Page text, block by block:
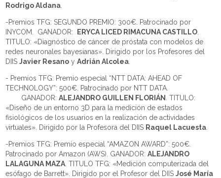
Rodrigo Aldana
-Premios TFG: SEGUNDO PREMIO: 300€. Patrocinado por
INYCOM.
GANADOR: ERYCA LICED RIMACUNA CASTILLO
TITULO: «Diagnóstico de cáncer de próstata con modelos de
redes neuronales bayesianas». Dirigido por los Profesores del
DIISJavier Resano yAdrián Alcolea
- Premios TFG: Premio especial “NTT DATA: AHEAD OF
TECHNOLOGY”: 500€. Patrocinado por NTT DATA.
GANADOR:ALEJANDRO GUILLEN FLORIÁN
. TITULO:
«Diseño de un entorno 3D para la medición de estados
fisiológicos de los usuarios en la realización de actividades
virtuales». Dirigido por la Profesora del DIIS Raquel Lacuesta
-Premios TFG: Premio especial “AMAZON AWARD”: 500€.
Patrocinado por Amazon (AWS). GANADOR:ALEJANDRO
LALAGUNA MAZA . TITULO TFG: «Medición computerizada del
esófago de Barrett». Dirigido por el Profesor del DIISJosé María